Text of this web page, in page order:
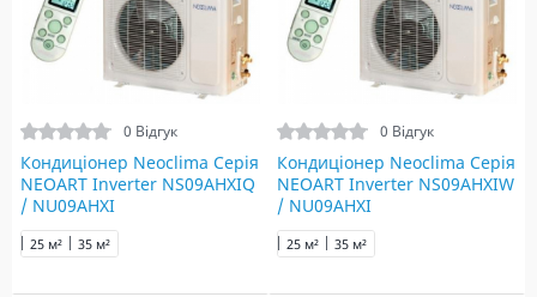
0 Відгук
Кондиціонер Neoclima Серія
NEOART Inverter NS09AHXIQ
/ NU09AHXI
25 м² 35 м²
0 Відгук
Кондиціонер Neoclima Серія
NEOART Inverter NS09AHXIW
/ NU09AHXI
25 м² 35 м²